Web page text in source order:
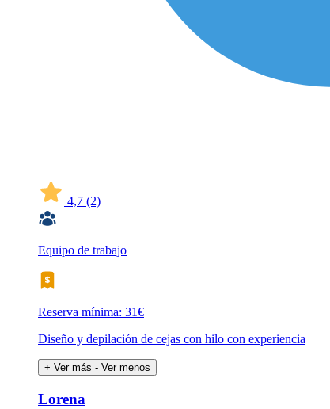
4,7 (2)
Equipo de trabajo
Reserva mínima: 31€
Diseño y depilación de cejas con hilo con experiencia
+ Ver más - Ver menos
Lorena